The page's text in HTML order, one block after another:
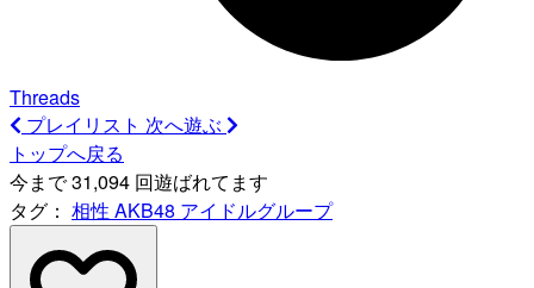
Threads
プレイリスト 次へ遊ぶ
トップへ戻る
今まで 31,094 回遊ばれてます
タグ： 相性 AKB48 アイドルグループ